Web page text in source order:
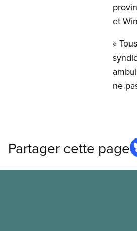
et
«
ne
Partager cette page